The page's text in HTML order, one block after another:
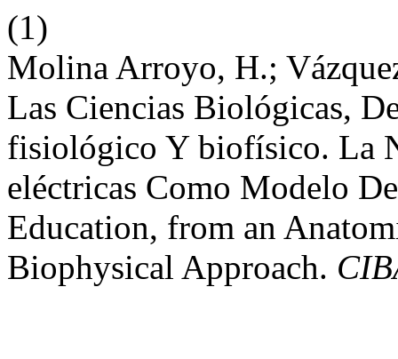
(1)
Molina Arroyo, H.;
Las Ciencias Biológicas,
fisiológico Y biofísico. La
eléctricas Como Modelo
Education, from an
Biophysical Approach.